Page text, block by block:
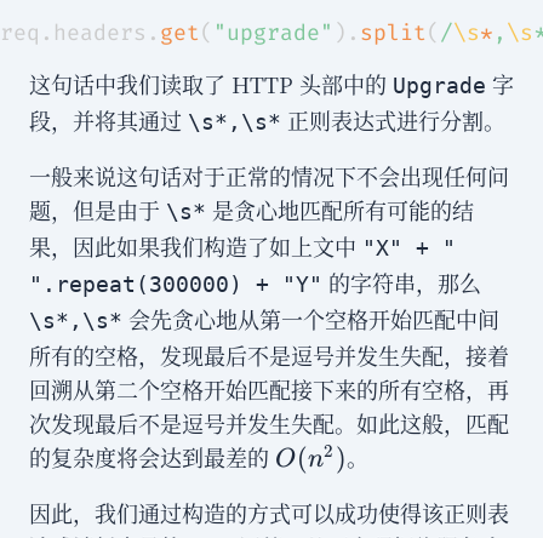
req . headers . get( "upgrade" ) . split( /\s* , \s
这句话中我们读取了 HTTP 头部中的 Upgrade 字
段，并将其通过 \s*,\s* 正则表达式进行分割。
一般来说这句话对于正常的情况下不会出现任何问
题，但是由于 \s* 是贪心地匹配所有可能的结
果，因此如果我们构造了如上文中 "X" + "
".repeat(300000) + "Y" 的字符串，那么
\s*,\s* 会先贪心地从第一个空格开始匹配中间
所有的空格，发现最后不是逗号并发生失配，接着
回溯从第二个空格开始匹配接下来的所有空格，再
次发现最后不是逗号并发生失配。如此这般，匹配
的复杂度将会达到最差的 O(n^2)
O(n2 )。
因此，我们通过构造的方式可以成功使得该正则表